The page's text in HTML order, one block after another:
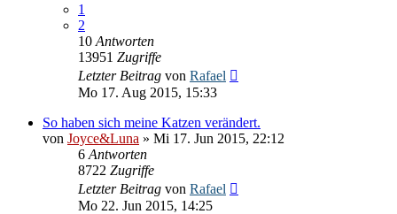
1
2
10 Antworten
13951 Zugriffe
Letzter Beitrag von Rafael
Mo 17. Aug 2015, 15:33
So haben sich meine Katzen verändert.
von Joyce&Luna » Mi 17. Jun 2015, 22:12
6 Antworten
8722 Zugriffe
Letzter Beitrag von Rafael
Mo 22. Jun 2015, 14:25